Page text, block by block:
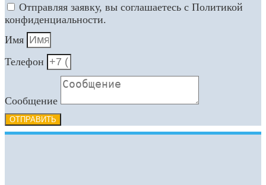
Отправляя заявку, вы соглашаетесь с Политикой
конфиденциальности.
Имя
Телефон
Сообщение
ОТПРАВИТЬ